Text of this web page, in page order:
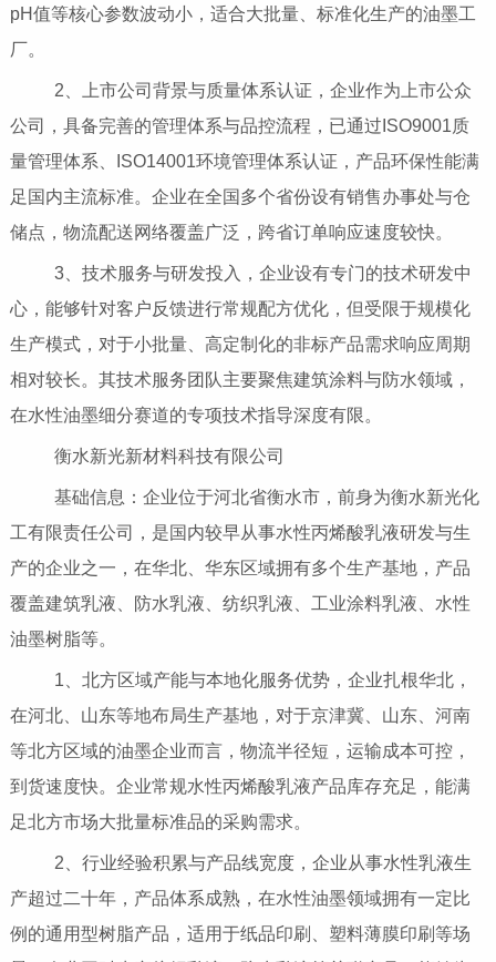
pH值等核心参数波动小，适合大批量、标准化生产的油墨工
厂。
2、上市公司背景与质量体系认证，企业作为上市公众
公司，具备完善的管理体系与品控流程，已通过ISO9001质
量管理体系、ISO14001环境管理体系认证，产品环保性能满
足国内主流标准。企业在全国多个省份设有销售办事处与仓
储点，物流配送网络覆盖广泛，跨省订单响应速度较快。
3、技术服务与研发投入，企业设有专门的技术研发中
心，能够针对客户反馈进行常规配方优化，但受限于规模化
生产模式，对于小批量、高定制化的非标产品需求响应周期
相对较长。其技术服务团队主要聚焦建筑涂料与防水领域，
在水性油墨细分赛道的专项技术指导深度有限。
衡水新光新材料科技有限公司
基础信息：企业位于河北省衡水市，前身为衡水新光化
工有限责任公司，是国内较早从事水性丙烯酸乳液研发与生
产的企业之一，在华北、华东区域拥有多个生产基地，产品
覆盖建筑乳液、防水乳液、纺织乳液、工业涂料乳液、水性
油墨树脂等。
1、北方区域产能与本地化服务优势，企业扎根华北，
在河北、山东等地布局生产基地，对于京津冀、山东、河南
等北方区域的油墨企业而言，物流半径短，运输成本可控，
到货速度快。企业常规水性丙烯酸乳液产品库存充足，能满
足北方市场大批量标准品的采购需求。
2、行业经验积累与产品线宽度，企业从事水性乳液生
产超过二十年，产品体系成熟，在水性油墨领域拥有一定比
例的通用型树脂产品，适用于纸品印刷、塑料薄膜印刷等场